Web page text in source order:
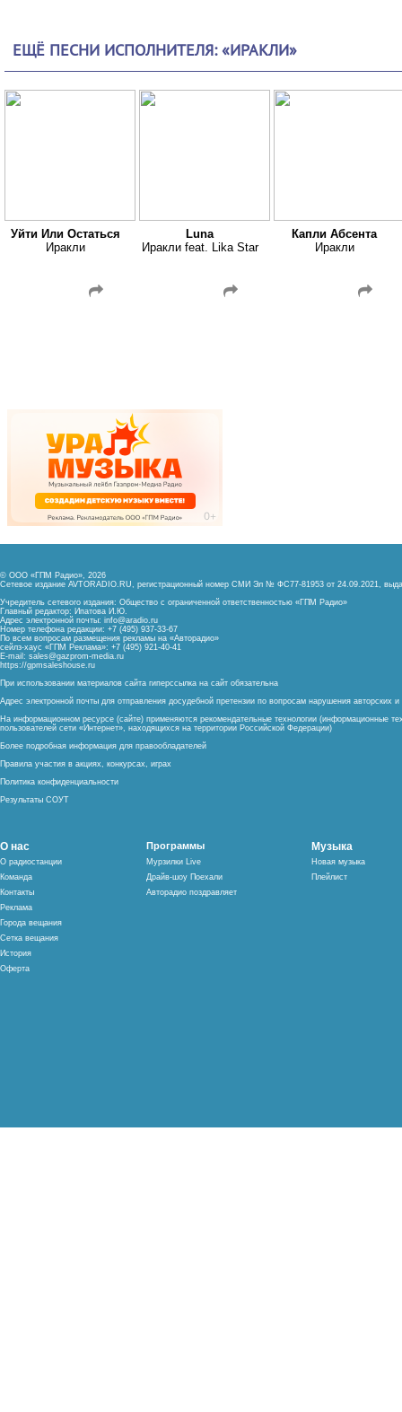
ЕЩЁ ПЕСНИ ИСПОЛНИТЕЛЯ: «ИРАКЛИ»
Уйти Или Остаться
Иракли
Luna
Иракли feat. Lika Star
Капли Абсента
Иракли
© ООО «ГПМ Радио», 2026
Сетевое издание AVTORADIO.RU, регистрационный номер СМИ Эл № ФС77-81953 от 24.09.2021,
Учредитель сетевого издания: Общество с ограниченной ответственностью «ГПМ Радио»
Главный редактор: Ипатова И.Ю.
Адрес электронной почты: info@aradio.ru
Номер телефона редакции: +7 (495) 937-33-67
По всем вопросам размещения рекламы на «Авторадио»
сейлз-хаус «ГПМ Реклама»: +7 (495) 921-40-41
E-mail: sales@gazprom-media.ru
https://gpmsaleshouse.ru
При использовании материалов сайта гиперссылка на сайт обязательна
Адрес электронной почты для отправления досудебной претензии по вопросам нарушения авторских
На информационном ресурсе (сайте) применяются рекомендательные технологии (информационные
пользователей сети «Интернет», находящихся на территории Российской Федерации)
Более подробная информация для правообладателей
Правила участия в акциях, конкурсах, играх
Политика конфиденциальности
Результаты СОУТ
О нас
О радиостанции
Команда
Контакты
Реклама
Города вещания
Сетка вещания
История
Оферта
Программы
Мурзилки Live
Драйв-шоу Поехали
Авторадио поздравляет
Музыка
Новая музыка
Плейлист